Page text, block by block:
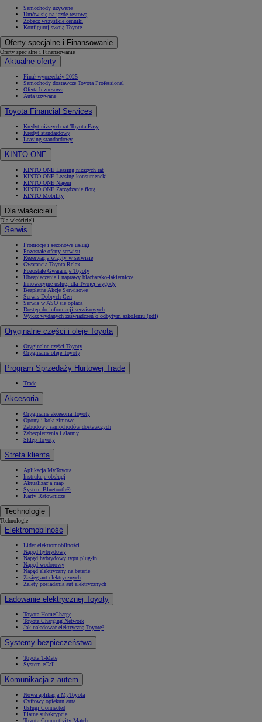
Samochody używane
Umów się na jazdę testową
Zobacz wszystkie cenniki
Konfiguruj swoją Toyotę
Oferty specjalne i Finansowanie
Oferty specjalne i Finansowanie
Aktualne oferty
Finał wyprzedaży 2025
Samochody dostawcze Toyota Professional
Oferta biznesowa
Auta używane
Toyota Financial Services
Kredyt niższych rat Toyota Easy
Kredyt standardowy
Leasing standardowy
KINTO ONE
KINTO ONE Leasing niższych rat
KINTO ONE Leasing konsumencki
KINTO ONE Najem
KINTO ONE Zarządzanie flotą
KINTO Mobility
Dla właścicieli
Dla właścicieli
Serwis
Promocje i sezonowe usługi
Pozostałe oferty serwisu
Rezerwacja wizyty w serwisie
Gwarancja Toyota Relax
Pozostałe Gwarancje Toyoty
Ubezpieczenia i naprawy blacharsko-lakiernicze
Innowacyjne usługi dla Twojej wygody
Bezpłatne Akcje Serwisowe
Serwis Dobrych Cen
Serwis w ASO się opłaca
Dostęp do informacji serwisowych
Wykaz wydanych zaświadczeń o odbytym szkoleniu (pdf)
Oryginalne części i oleje Toyota
Oryginalne części Toyoty
Oryginalne oleje Toyoty
Program Sprzedaży Hurtowej Trade
Trade
Akcesoria
Oryginalne akcesoria Toyoty
Opony i koła zimowe
Zabudowy samochodów dostawczych
Zabezpieczenia i alarmy
Sklep Toyoty
Strefa klienta
Aplikacja MyToyota
Instrukcje obsługi
Aktualizacja map
System Bluetooth®
Karty Ratownicze
Technologie
Technologie
Elektromobilność
Lider elektromobilności
Napęd hybrydowy
Napęd hybrydowy typu plug-in
Napęd wodorowy
Napęd elektryczny na baterię
Zasięg aut elektrycznych
Zalety posiadania aut elektrycznych
Ładowanie elektrycznej Toyoty
Toyota HomeCharge
Toyota Charging Network
Jak naładować elektryczną Toyotę?
Systemy bezpieczeństwa
Toyota T-Mate
System eCall
Komunikacja z autem
Nowa aplikacja MyToyota
Cyfrowy opiekun auta
Usługi Connected
Płatne subskrypcje
Toyota Connectivity Match